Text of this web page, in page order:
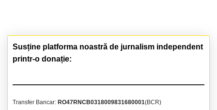
Susține platforma noastră de jurnalism independent
printr-o donație:
Transfer Bancar: RO47RNCB0318009831680001(BCR)